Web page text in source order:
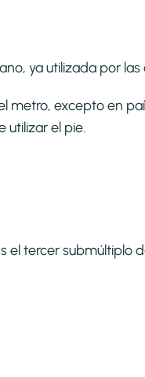
ya utilizada por las
metro, excepto en
utilizar el pie.
el tercer submúltiplo